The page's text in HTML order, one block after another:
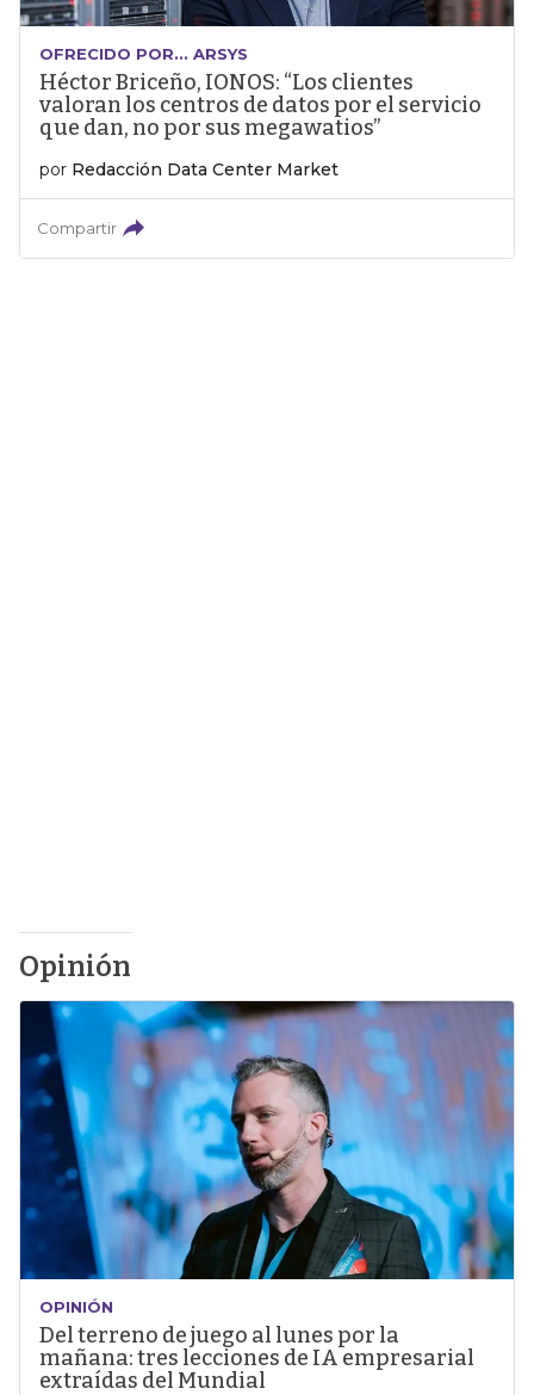
OFRECIDO POR... ARSYS
Héctor Briceño, IONOS: “Los clientes
valoran los centros de datos por el servicio
que dan, no por sus megawatios”
por Redacción Data Center Market
Compartir
Opinión
OPINIÓN
Del terreno de juego al lunes por la
mañana: tres lecciones de IA empresarial
extraídas del Mundial